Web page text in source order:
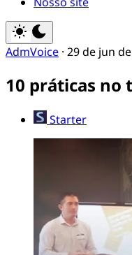
AdmVoice · 29 de jun
10 práticas no
Starter